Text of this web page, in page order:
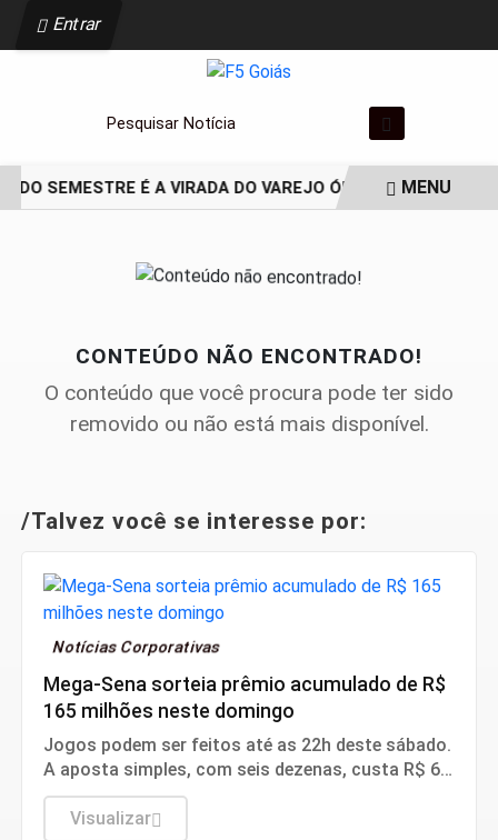
Entrar
Pesquisar Notícia
SEMESTRE É A VIRADA DO VAREJO ÓPTICO EM 2026
MENU
CONTEÚDO NÃO ENCONTRADO!
O conteúdo que você procura pode ter sido
removido ou não está mais disponível.
/Talvez você se interesse por:
Notícias Corporativas
Mega-Sena sorteia prêmio acumulado de R$
165 milhões neste domingo
Jogos podem ser feitos até as 22h deste sábado.
A aposta simples, com seis dezenas, custa R$ 6.
A aposta simples, com seis dezenas, custa R$ 6.
Visualizar